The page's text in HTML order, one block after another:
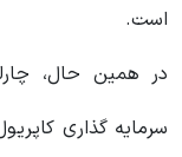
است.
در همین حال،
سرمایه گذاری